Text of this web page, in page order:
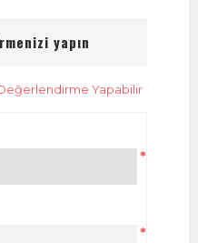
yapın
Yapabilir
*
*